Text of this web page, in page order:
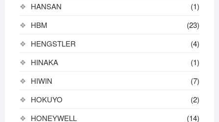
HANSAN
(1)
HBM
(23)
HENGSTLER
(4)
HINAKA
(1)
HIWIN
(7)
HOKUYO
(2)
HONEYWELL
(14)